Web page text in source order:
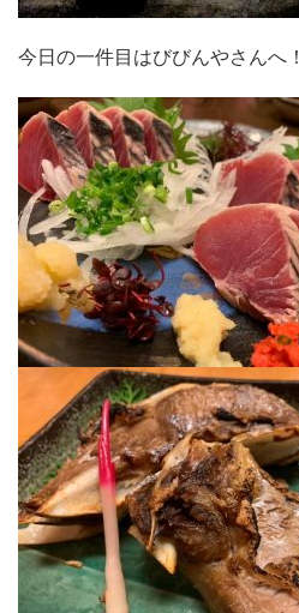
今日の一件目はびびんやさんへ！